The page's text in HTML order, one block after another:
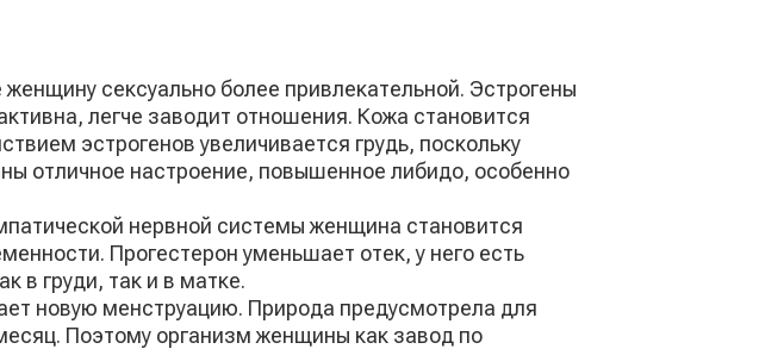
сексуально более привлекательной. Эстрогены
легче заводит отношения. Кожа становится
эстрогенов увеличивается грудь, поскольку
отличное настроение, повышенное либидо, особенно
нервной системы женщина становится
Прогестерон уменьшает отек, у него есть
в груди, так и в матке.
новую менструацию. Природа предусмотрела для
Поэтому организм женщины как завод по